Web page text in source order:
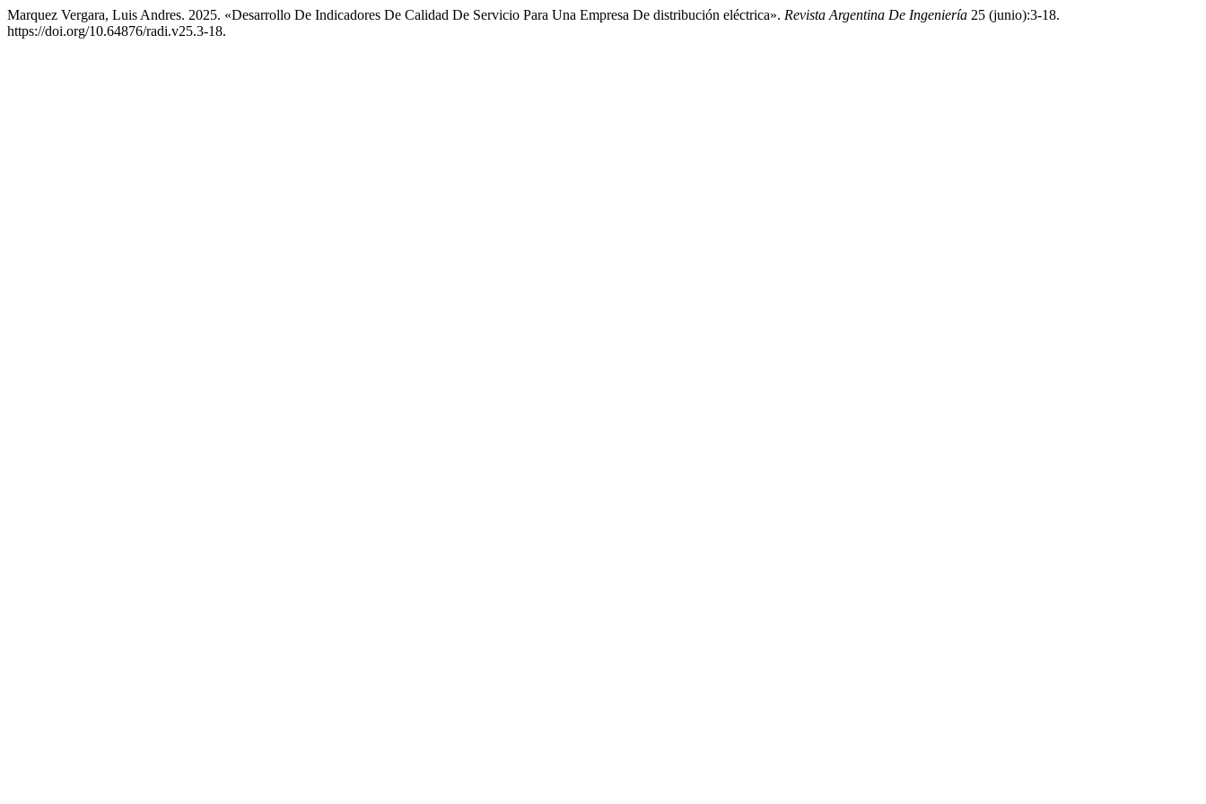
Marquez Vergara, Luis Andres. 2025. «Desarrollo De Indicadores De Calidad De Servicio Para Una Empresa De distribución eléctrica». Revista Argentina De Ingeniería 25 (junio):3-18.
https://doi.org/10.64876/radi.v25.3-18.